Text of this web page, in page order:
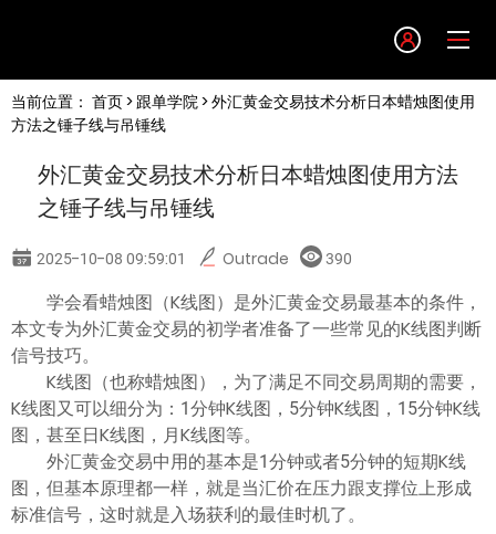
English
简体中文
한글
日本語
Tiếng việt
ไทย
当前位置： 首页> 跟单学院> 外汇黄金交易技术分析日本蜡烛图使用
方法之锤子线与吊锤线
外汇黄金交易技术分析日本蜡烛图使用方法
之锤子线与吊锤线
2025-10-08 09:59:01 Outrade 390
学会看蜡烛图（K线图）是外汇黄金交易最基本的条件，
本文专为外汇黄金交易的初学者准备了一些常见的K线图判断
信号技巧。
K线图（也称蜡烛图），为了满足不同交易周期的需要，
K线图又可以细分为：1分钟K线图，5分钟K线图，15分钟K线
图，甚至日K线图，月K线图等。
外汇黄金交易中用的基本是1分钟或者5分钟的短期K线
图，但基本原理都一样，就是当汇价在压力跟支撑位上形成
标准信号，这时就是入场获利的最佳时机了。